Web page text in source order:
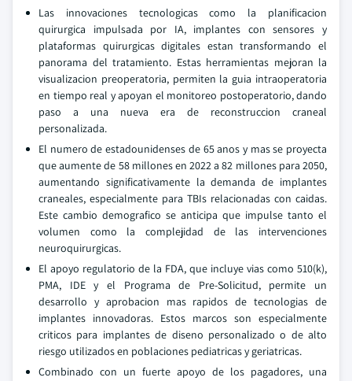
Las innovaciones tecnologicas como la planificacion
quirurgica impulsada por IA, implantes con sensores y
plataformas quirurgicas digitales estan transformando el
panorama del tratamiento. Estas herramientas mejoran la
visualizacion preoperatoria, permiten la guia intraoperatoria
en tiempo real y apoyan el monitoreo postoperatorio, dando
paso a una nueva era de reconstruccion craneal
personalizada.
El numero de estadounidenses de 65 anos y mas se proyecta
que aumente de 58 millones en 2022 a 82 millones para 2050,
aumentando significativamente la demanda de implantes
craneales, especialmente para TBIs relacionadas con caidas.
Este cambio demografico se anticipa que impulse tanto el
volumen como la complejidad de las intervenciones
neuroquirurgicas.
El apoyo regulatorio de la FDA, que incluye vias como 510(k),
PMA, IDE y el Programa de Pre-Solicitud, permite un
desarrollo y aprobacion mas rapidos de tecnologias de
implantes innovadoras. Estos marcos son especialmente
criticos para implantes de diseno personalizado o de alto
riesgo utilizados en poblaciones pediatricas y geriatricas.
Combinado con un fuerte apoyo de los pagadores, una